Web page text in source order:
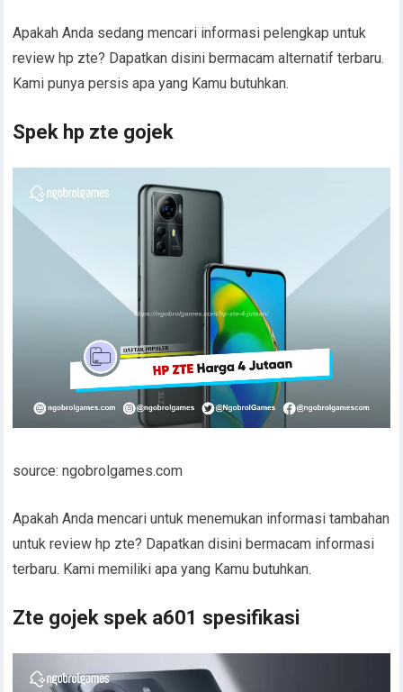
Apakah Anda sedang mencari informasi pelengkap untuk
review hp zte? Dapatkan disini bermacam alternatif terbaru.
Kami punya persis apa yang Kamu butuhkan.
Spek hp zte gojek
source: ngobrolgames.com
Apakah Anda mencari untuk menemukan informasi tambahan
untuk review hp zte? Dapatkan disini bermacam informasi
terbaru. Kami memiliki apa yang Kamu butuhkan.
Zte gojek spek a601 spesifikasi